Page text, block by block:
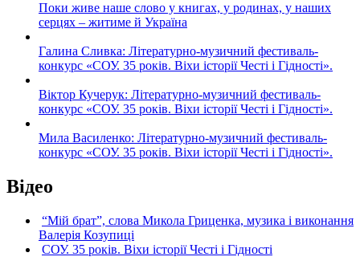
Поки живе наше слово у книгах, у родинах, у наших
серцях – житиме й Україна
Галина Сливка: Літературно-музичний фестиваль-
конкурс «СОУ. 35 років. Віхи історії Честі і Гідності».
Віктор Кучерук: Літературно-музичний фестиваль-
конкурс «СОУ. 35 років. Віхи історії Честі і Гідності».
Мила Василенко: Літературно-музичний фестиваль-
конкурс «СОУ. 35 років. Віхи історії Честі і Гідності».
Відео
“Мій брат”, слова Микола Гриценка, музика і виконання
Валерія Козупиці
СОУ. 35 років. Віхи історії Честі і Гідності